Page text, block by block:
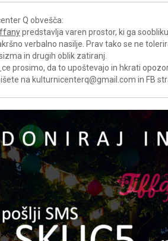
Q obvešča:
predstavlja varen prostor, ki ga
verbalno nasilje. Prav tako se ne
in drugih oblik zatiranj.
prosimo, da to upoštevajo in hkrati
na kulturnicenterq@gmail.com in FB